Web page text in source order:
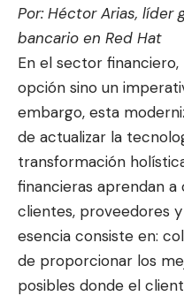
Por: Héctor Arias, líder
bancario en Red Hat
En el sector
opción sino un
embargo, esta
de actualizar la
transformación
financieras aprendan
clientes, proveedores
esencia consiste en:
de proporcionar los
posibles donde el